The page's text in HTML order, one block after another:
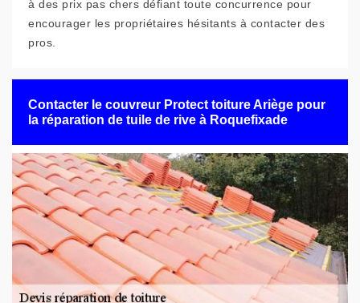
à des prix pas chers défiant toute concurrence pour
encourager les propriétaires hésitants à contacter des
pros.
Contacter le couvreur Protect toiture Ariège pour
la réparation de tuile de rive à Roquefixade